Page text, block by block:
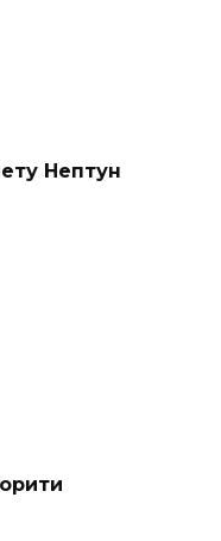
Нептун